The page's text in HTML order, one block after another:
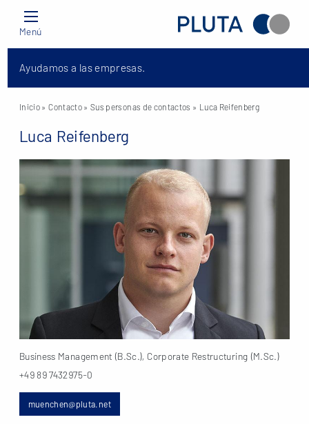
Menú
Ayudamos a las empresas.
Inicio » Contacto »Sus personas de contactos » Luca Reifenberg
Luca Reifenberg
Business Management (B.Sc.), Corporate Restructuring (M.Sc.)
+49 89 7432975-0
muenchen@pluta.net